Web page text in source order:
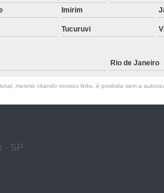
Imirim
Tucuruvi
Rio de Janeiro
mesmo citando nossos links, é proibida sem a
- SP